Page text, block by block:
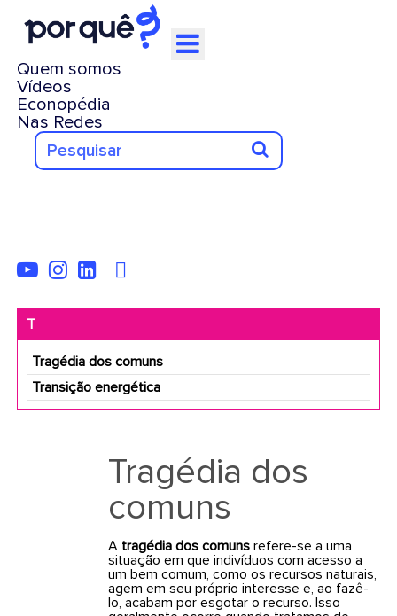
Quem somos
Vídeos
Econopédia
Nas Redes
T
Tragédia dos comuns
Transição energética
Tragédia dos
comuns
A tragédia dos comuns refere-se a uma
situação em que indivíduos com acesso a
um bem comum, como os recursos naturais,
agem em seu próprio interesse e, ao fazê-
lo, acabam por esgotar o recurso. Isso